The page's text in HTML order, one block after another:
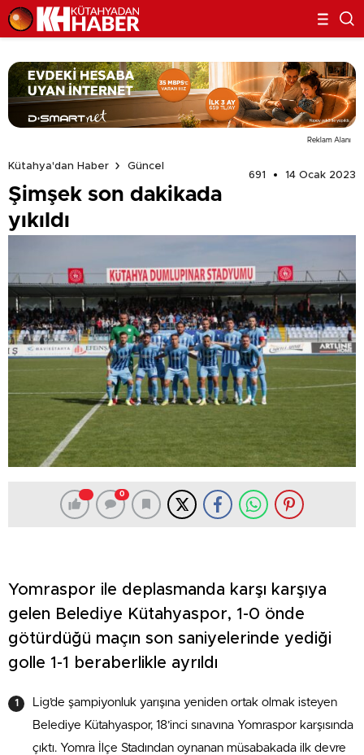
Reklam Alanı
Kütahya'dan Haber
Güncel
691
14 Ocak 2023
Şimşek son dakikada
yıkıldı
0
Yomraspor ile deplasmanda karşı karşıya
gelen Belediye Kütahyaspor, 1-0 önde
götürdüğü maçın son saniyelerinde yediği
golle 1-1 beraberlikle ayrıldı
Lig’de şampiyonluk yarışına yeniden ortak olmak isteyen
Belediye Kütahyaspor, 18’inci sınavına Yomraspor karşısında
çıktı. Yomra İlçe Stadından oynanan müsabakada ilk devre